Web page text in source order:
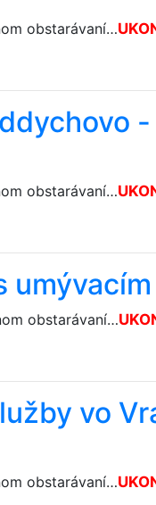
obstarávaní…
obstarávaní…
obstarávaní…
vo
obstarávaní…